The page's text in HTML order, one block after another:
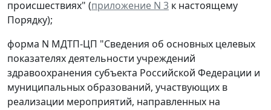
происшествиях" (приложение N 3 к настоящему
Порядку);
форма N МДТП-ЦП "Сведения об основных целевых
показателях деятельности учреждений
здравоохранения субъекта Российской Федерации и
муниципальных образований, участвующих в
реализации мероприятий, направленных на